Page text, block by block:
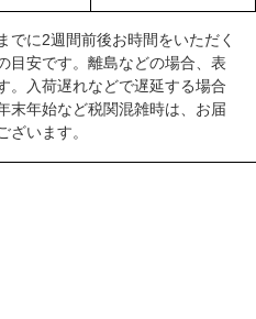
でに2週間前後お時間をいただく
目安です。離島などの場合、表
。入荷遅れなどで遅延する場合
末年始など税関混雑時は、お届
ざいます。